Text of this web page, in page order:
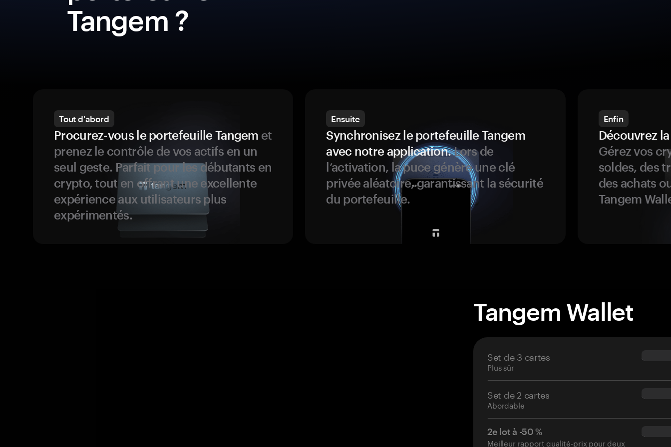
Tangem ?
Tout d'abord
Procurez-vous le portefeuille Tangem et
prenez le contrôle de vos actifs en un
seul geste. Parfait pour les débutants en
crypto, tout en offrant une excellente
expérience aux utilisateurs plus
expérimentés.
Ensuite
Synchronisez le portefeuille Tangem
avec notre application.Lors de
l’activation, la puce génère une clé
privée aléatoire, garantissant la sécurité
du portefeuille.
Enfin
Découvrez
Gérez vos
soldes, des
des achats
Tangem
Tangem Wallet
Set de 3 cartes
Plus sûr
$69.90
Set de 2 cartes
Abordable
$54.90
2e lot à -50 %
Meilleur rapport qualité-prix pour deux
$34.95